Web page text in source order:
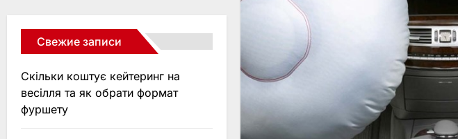
Свежие записи
Скільки коштує кейтеринг на
весілля та як обрати формат
фуршету